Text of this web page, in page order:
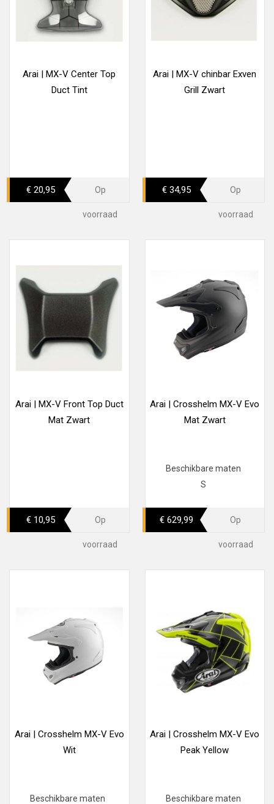
Arai | MX-V Center Top
Duct Tint
€ 20,95 Op
voorraad
Arai | MX-V chinbar Exven
Grill Zwart
€ 34,95 Op
voorraad
Arai | MX-V Front Top Duct
Mat Zwart
€ 10,95 Op
voorraad
Arai | Crosshelm MX-V Evo
Mat Zwart
Beschikbare maten
S
€ 629,99 Op
voorraad
Arai | Crosshelm MX-V Evo
Wit
Beschikbare maten
Arai | Crosshelm MX-V Evo
Peak Yellow
Beschikbare maten